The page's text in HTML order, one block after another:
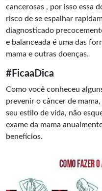
cancerosas , por isso essa
risco de se espalhar
diagnosticado
e balanceada é uma das
mama e outras doenças.
#FicaaDica
Como você conheceu
prevenir o câncer de
seu estilo de vida, não
exame da mama
benefícios.